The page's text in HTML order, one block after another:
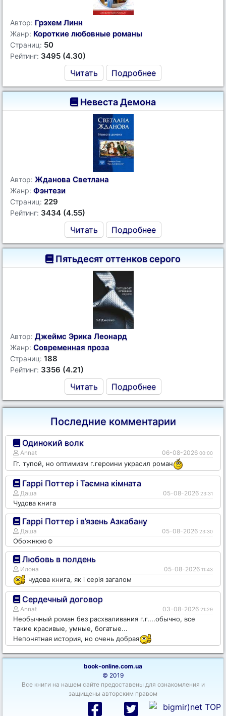
Автор: Грэхем Линн
Жанр: Короткие любовные романы
Страниц: 50
Рейтинг: 3495 (4.30)
Читать Подробнее
Невеста Демона
Автор: Жданова Светлана
Жанр: Фэнтези
Страниц: 229
Рейтинг: 3434 (4.55)
Читать Подробнее
Пятьдесят оттенков серого
Автор: Джеймс Эрика Леонард
Жанр: Современная проза
Страниц: 188
Рейтинг: 3356 (4.21)
Читать Подробнее
Последние комментарии
Одинокий волк
Annat 06-08-2026 00:00
Гг. тупой, но оптимизм г.героини украсил роман
Гаррі Поттер і Таємна кімната
Даша 05-08-2026 23:31
Чудова книга
Гаррі Поттер і в’язень Азкабану
Даша 05-08-2026 23:30
Обожнюю☺️
Любовь в полдень
Илона 05-08-2026 11:43
чудова книга, як і серія загалом
Сердечный договор
Annat 03-08-2026 21:29
Необычный роман без расхваливания г.г....обычно, все
такие красивые, умные, богатые...
Непонятная история, но очень добрая
book-online.com.ua
© 2019
Все книги на нашем сайте предоставены для ознакомления и
защищены авторским правом